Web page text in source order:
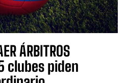
ÁRBITROS
clubes piden